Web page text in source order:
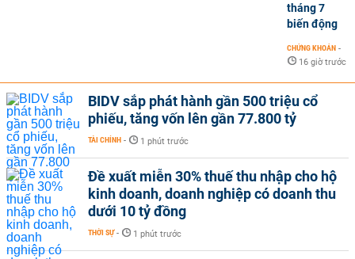
tháng 7
biến động
CHỨNG KHOÁN -
16 giờ trước
BIDV sắp phát hành gần 500 triệu cổ
phiếu, tăng vốn lên gần 77.800 tỷ
TÀI CHÍNH - 1 phút trước
Đề xuất miễn 30% thuế thu nhập cho hộ
kinh doanh, doanh nghiệp có doanh thu
dưới 10 tỷ đồng
THỜI SỰ - 1 phút trước